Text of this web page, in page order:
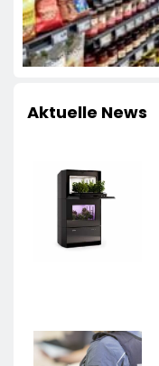
Aktuelle News